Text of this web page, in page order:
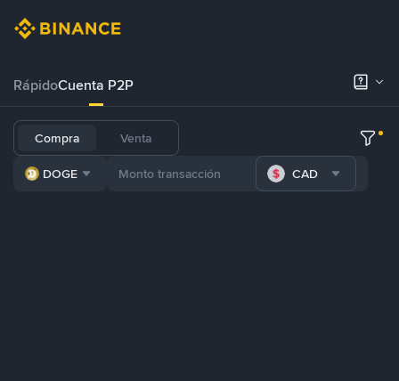
RápidoCuenta P2P
Compra Venta
DOGE CAD